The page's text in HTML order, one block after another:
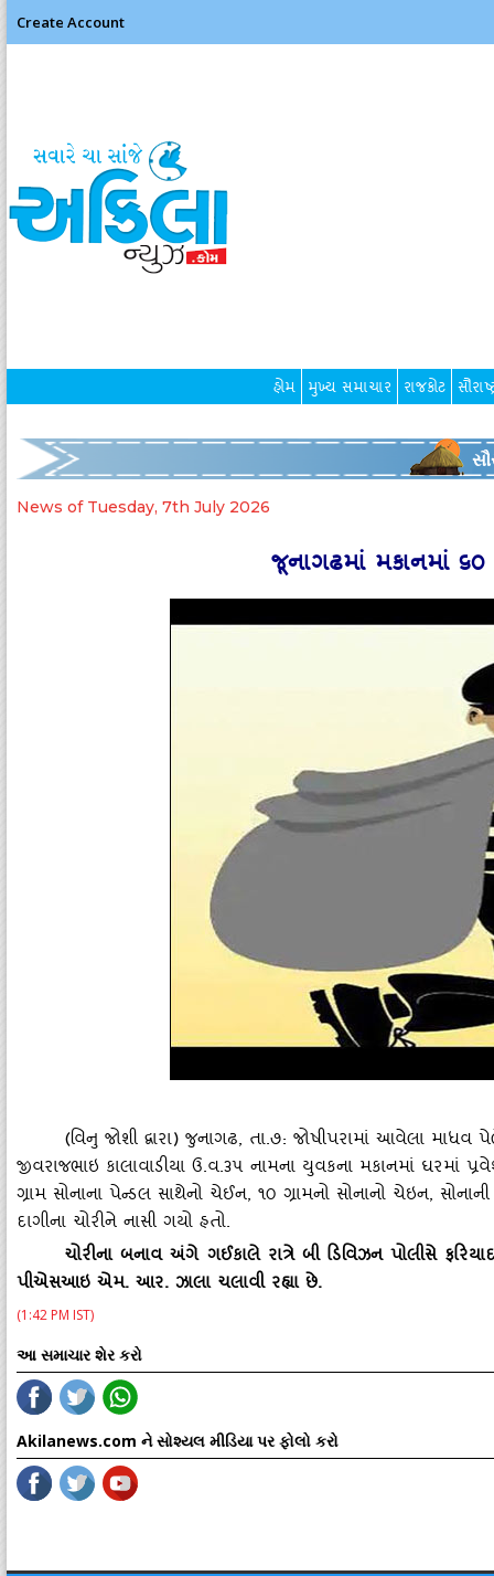
Create Account
હોમ મુખ્ય સમાચાર રાજકોટ
News of Tuesday, 7th July 2026
જૂનાગઢમાં મકાનમાં ૬૦
(વિનુ જોશી દ્વારા) જુનાગઢ, તા.૭: જોષીપરામાં આવેલા
જીવરાજભાઇ કાલાવાડીયા ઉ.વ.૩૫ નામના યુવકના મકાનમાં ઘરમાં
ગ્રામ સોનાના પેન્‍ડલ સાથેનો ચેઈન, ૧૦ ગ્રામનો સોનાનો ચેઇન,
દાગીના ચોરીને નાસી ગયો હતો.
ચોરીના બનાવ અંગે ગઈકાલે રાત્રે બી ડિવિઝન પોલીસે
પીએસઆઇ એમ. આર. ઝાલા ચલાવી રહ્યા છે.
(1:42 PM IST)
આ સમાચાર શેર કરો
Akilanews.com ને સોશ્યલ મીડિયા પર ફોલો કરો